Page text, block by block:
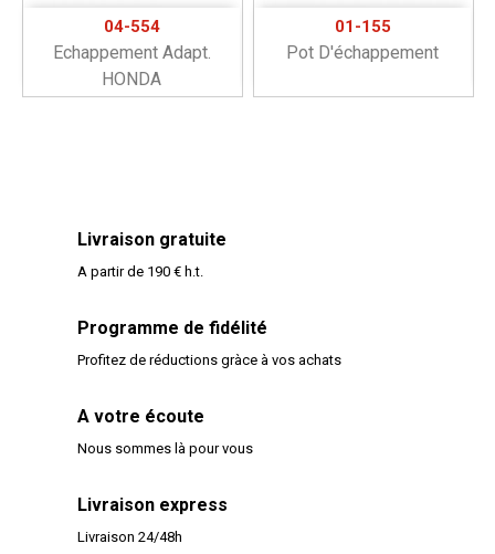
04-554
Echappement Adapt.
HONDA
01-155
Pot D'échappement
Livraison gratuite
A partir de 190 € h.t.
Programme de fidélité
Profitez de réductions gràce à vos achats
A votre écoute
Nous sommes là pour vous
Livraison express
Livraison 24/48h